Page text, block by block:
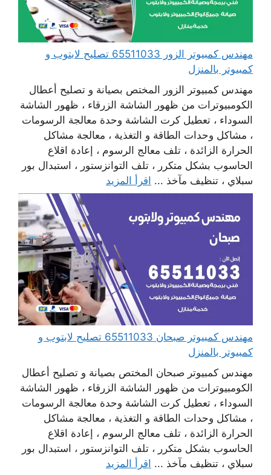
مهندس كمبيوتر الزور 65511033 تصليح لابتوب و
كمبيوتر بالمنزل
مهندس كمبيوتر الزور المختص بصيانة و تصليح أعطال
الكومبيوترات من ظهور الشاشة الزرقاء ، ظهور الشاشة
السوداء ، تعطيل كرت الشاشة وحدة معالجة الرسومات
، مشاكل وحدات الطاقة و التغذية ، معالجة مشاكل
الحرارة الزائدة ، تلف معالج الرسوم ، إعادة اقلاع
الحاسوب بشكل متكرر ، تلف التوانزستور ، استبدال بور
سبلاي ، تنظيف مآخذ ... اقرأ المزيد
مهندس كمبيوتر صبحان 65511033 تصليح لابتوب و
كمبيوتر بالمنزل
مهندس كمبيوتر صبحان المختص بصيانة و تصليح أعطال
الكومبيوترات من ظهور الشاشة الزرقاء ، ظهور الشاشة
السوداء ، تعطيل كرت الشاشة وحدة معالجة الرسومات
، مشاكل وحدات الطاقة و التغذية ، معالجة مشاكل
الحرارة الزائدة ، تلف معالج الرسوم ، إعادة اقلاع
الحاسوب بشكل متكرر ، تلف التوانزستور ، استبدال بور
سبلاي ، تنظيف مآخذ ... اقرأ المزيد